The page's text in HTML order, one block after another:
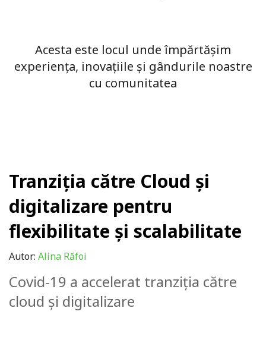
Acesta este locul unde împărtășim
experiența, inovațiile și gândurile noastre
cu comunitatea
Tranziția către Cloud și
digitalizare pentru
flexibilitate și scalabilitate
Autor: Alina Răfoi
Covid-19 a accelerat tranziţia către
cloud și digitalizare